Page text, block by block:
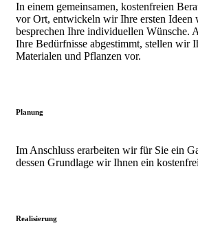
In einem gemeinsamen, kostenfreien
vor Ort, entwickeln wir Ihre ersten Ideen
besprechen Ihre individuellen Wünsche.
Ihre Bedürfnisse abgestimmt, stellen wir
Materialen und Pflanzen vor.
Planung
Im Anschluss erarbeiten wir für Sie ein
dessen Grundlage wir Ihnen ein
Realisierung